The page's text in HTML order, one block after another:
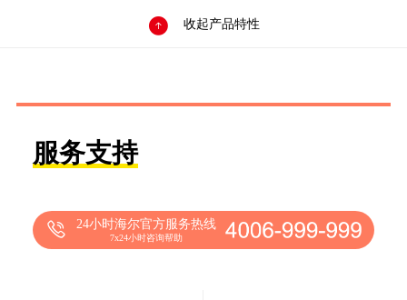
 收起产品特性
服务支持
24小时海尔官方服务热线
7x24小时咨询帮助